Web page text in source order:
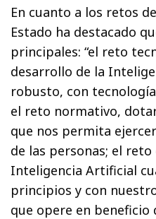
En cuanto a los retos
Estado ha destacado
principales: “el reto
desarrollo de la
robusto, con
el reto normativo,
que nos permita
de las personas; el
Inteligencia Artificial
principios y con
que opere en beneficio